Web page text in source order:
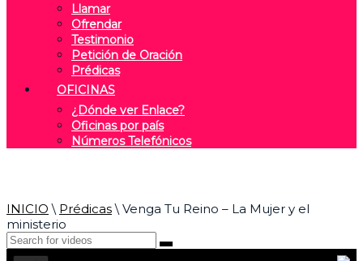
Llamar
Ofrendar
Testimonio
Petición de Oración
Prédicas
OFICINAS
¿Dónde ver Enlace?
Oficinas por país
Números Telefónicos
INICIO \ Prédicas\ Venga Tu Reino – La Mujer y el
ministerio